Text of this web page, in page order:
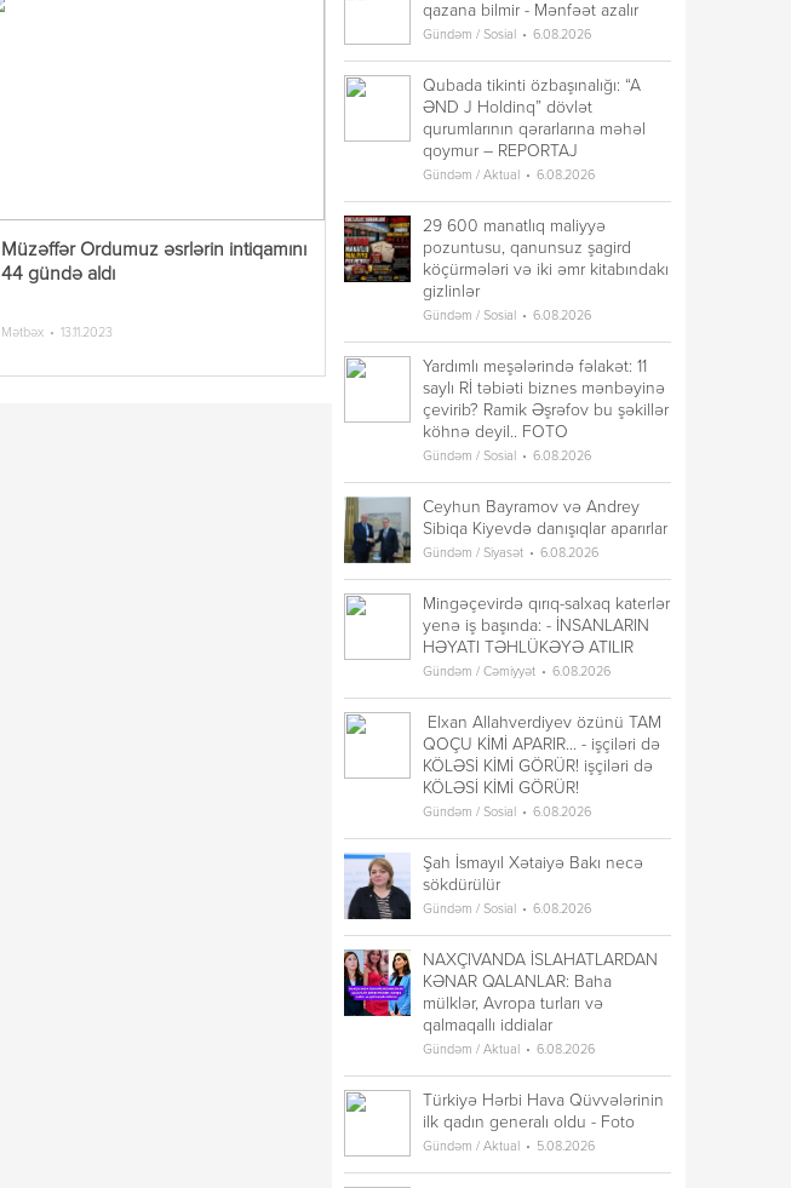
Müzəffər Ordumuz əsrlərin intiqamını
44 gündə aldı
Mətbəx 13.11.2023
qazana bilmir - Mənfəət azalır
Gündəm / Sosial 6.08.2026
Qubada tikinti özbaşınalığı: “A
ƏND J Holdinq” dövlət
qurumlarının qərarlarına məhəl
qoymur – REPORTAJ
Gündəm / Aktual 6.08.2026
29 600 manatlıq maliyyə
pozuntusu, qanunsuz şagird
köçürmələri və iki əmr kitabındakı
gizlinlər
Gündəm / Sosial 6.08.2026
Yardımlı meşələrində fəlakət: 11
saylı Rİ təbiəti biznes mənbəyinə
çevirib? Ramik Əşrəfov bu şəkillər
köhnə deyil.. FOTO
Gündəm / Sosial 6.08.2026
Ceyhun Bayramov və Andrey
Sibiqa Kiyevdə danışıqlar aparırlar
Gündəm / Siyasət 6.08.2026
Mingəçevirdə qırıq-salxaq katerlər
yenə iş başında: - İNSANLARIN
HƏYATI TƏHLÜKƏYƏ ATILIR
Gündəm / Cəmiyyət 6.08.2026
Elxan Allahverdiyev özünü TAM
QOÇU KİMİ APARIR... - işçiləri də
KÖLƏSİ KİMİ GÖRÜR! işçiləri də
KÖLƏSİ KİMİ GÖRÜR!
Gündəm / Sosial 6.08.2026
Şah İsmayıl Xətaiyə Bakı necə
sökdürülür
Gündəm / Sosial 6.08.2026
NAXÇIVANDA İSLAHATLARDAN
KƏNAR QALANLAR: Baha
mülklər, Avropa turları və
qalmaqallı iddialar
Gündəm / Aktual 6.08.2026
Türkiyə Hərbi Hava Qüvvələrinin
ilk qadın generalı oldu - Foto
Gündəm / Aktual 5.08.2026